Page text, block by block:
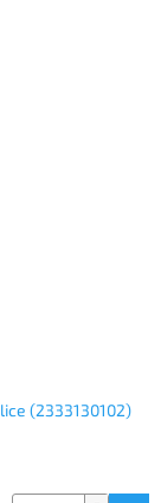
(2333130102)